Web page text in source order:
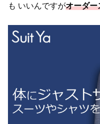
も いいんですがオーダー